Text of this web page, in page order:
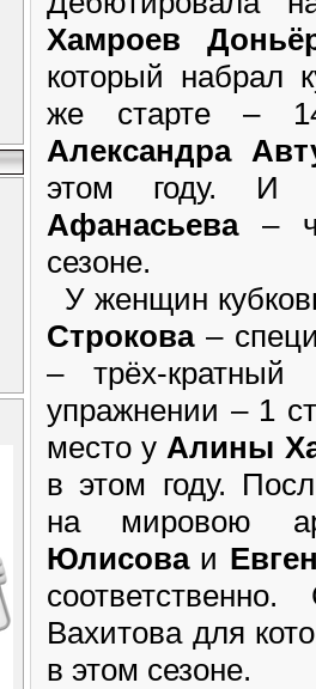
Хамроев
который набрал
же старте –
Александра
этом году.
Афанасьева–
сезоне.
У женщин
Строкова–
– трёх-
упражнении – 1
место у Алины
в этом году.
на мировою
Юлисоваи
Вахитова для
в этом сезоне.